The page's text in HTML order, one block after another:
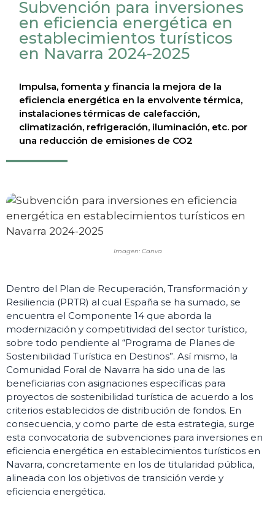
Subvención para inversiones
en eficiencia energética en
establecimientos turísticos
en Navarra 2024-2025
Impulsa, fomenta y financia la mejora de la
eficiencia energética en la envolvente térmica,
instalaciones térmicas de calefacción,
climatización, refrigeración, iluminación, etc. por
una reducción de emisiones de CO2
Imagen: Canva
Dentro del Plan de Recuperación, Transformación y
Resiliencia (PRTR) al cual España se ha sumado, se
encuentra el Componente 14 que aborda la
modernización y competitividad del sector turístico,
sobre todo pendiente al “Programa de Planes de
Sostenibilidad Turística en Destinos”. Así mismo, la
Comunidad Foral de Navarra ha sido una de las
beneficiarias con asignaciones específicas para
proyectos de sostenibilidad turística de acuerdo a los
criterios establecidos de distribución de fondos. En
consecuencia, y como parte de esta estrategia, surge
esta convocatoria de subvenciones para inversiones en
eficiencia energética en establecimientos turísticos en
Navarra, concretamente en los de titularidad pública,
alineada con los objetivos de transición verde y
eficiencia energética.